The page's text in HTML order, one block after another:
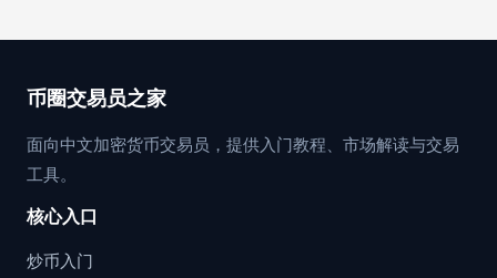
币圈交易员之家
面向中文加密货币交易员，提供入门教程、市场解读与交易
工具。
核心入口
炒币入门